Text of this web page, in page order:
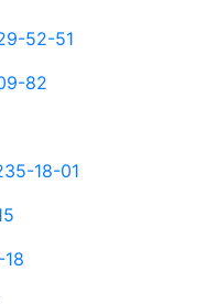
52-51
82
18-01